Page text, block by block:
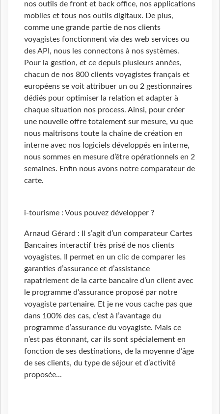
nos outils de front et back office, nos applications
mobiles et tous nos outils digitaux. De plus,
comme une grande partie de nos clients
voyagistes fonctionnent via des web services ou
des API, nous les connectons à nos systèmes.
Pour la gestion, et ce depuis plusieurs années,
chacun de nos 800 clients voyagistes français et
européens se voit attribuer un ou 2 gestionnaires
dédiés pour optimiser la relation et adapter à
chaque situation nos process. Ainsi, pour créer
une nouvelle offre totalement sur mesure, vu que
nous maîtrisons toute la chaîne de création en
interne avec nos logiciels développés en interne,
nous sommes en mesure d’être opérationnels en 2
semaines. Enfin nous avons notre comparateur de
carte.
i-tourisme : Vous pouvez développer ?
Arnaud Gérard : Il s’agit d’un comparateur Cartes
Bancaires interactif très prisé de nos clients
voyagistes. Il permet en un clic de comparer les
garanties d’assurance et d’assistance
rapatriement de la carte bancaire d’un client avec
le programme d’assurance proposé par notre
voyagiste partenaire. Et je ne vous cache pas que
dans 100% des cas, c’est à l’avantage du
programme d’assurance du voyagiste. Mais ce
n’est pas étonnant, car ils sont spécialement en
fonction de ses destinations, de la moyenne d’âge
de ses clients, du type de séjour et d’activité
proposée...